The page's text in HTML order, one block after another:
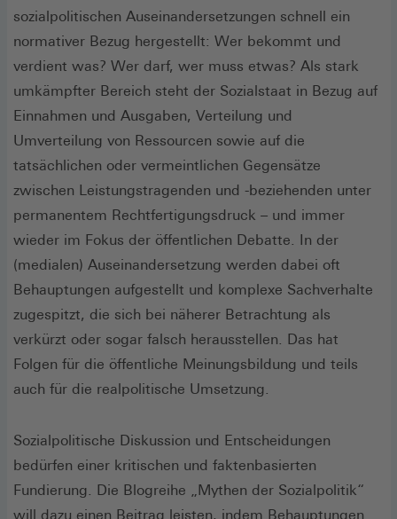
sozialpolitischen Auseinandersetzungen schnell ein
normativer Bezug hergestellt: Wer bekommt und
verdient was? Wer darf, wer muss etwas? Als stark
umkämpfter Bereich steht der Sozialstaat in Bezug auf
Einnahmen und Ausgaben, Verteilung und
Umverteilung von Ressourcen sowie auf die
tatsächlichen oder vermeintlichen Gegensätze
zwischen Leistungstragenden und -beziehenden unter
permanentem Rechtfertigungsdruck – und immer
wieder im Fokus der öffentlichen Debatte. In der
(medialen) Auseinandersetzung werden dabei oft
Behauptungen aufgestellt und komplexe Sachverhalte
zugespitzt, die sich bei näherer Betrachtung als
verkürzt oder sogar falsch herausstellen. Das hat
Folgen für die öffentliche Meinungsbildung und teils
auch für die realpolitische Umsetzung.
Sozialpolitische Diskussion und Entscheidungen
bedürfen einer kritischen und faktenbasierten
Fundierung. Die Blogreihe „Mythen der Sozialpolitik“
will dazu einen Beitrag leisten, indem Behauptungen